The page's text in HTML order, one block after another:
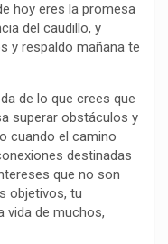
hoy eres la promesa
del caudillo, y
y respaldo mañana te
de lo que crees que
superar obstáculos y
cuando el camino
destinadas
que no son
objetivos, tu
vida de muchos,